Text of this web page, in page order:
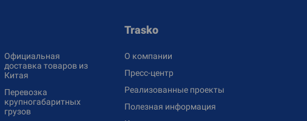
Официальная
доставка товаров из
Китая
Перевозка
крупногабаритных
грузов
Trasko
О компании
Пресс-центр
Реализованные проекты
Полезная информация